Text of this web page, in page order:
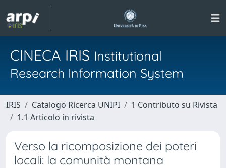
CINECA IRIS Institutional
Research Information System
IRIS Catalogo Ricerca UNIPI
1 Contributo su Rivista
1.1 Articolo in rivista
Verso la ricomposizione dei poteri
locali: la comunità montana